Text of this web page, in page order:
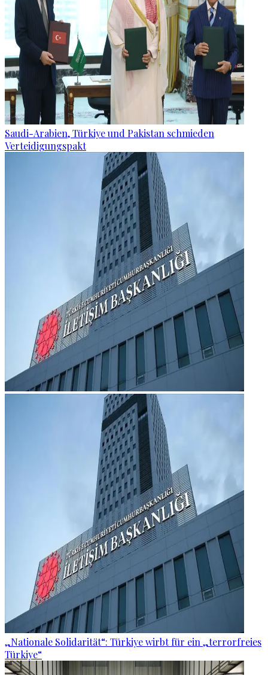
Saudi-Arabien, Türkiye und Pakistan schmieden
Verteidigungspakt
„Nationale Solidarität“: Türkiye wirbt für ein „terrorfreies
Türkiye“